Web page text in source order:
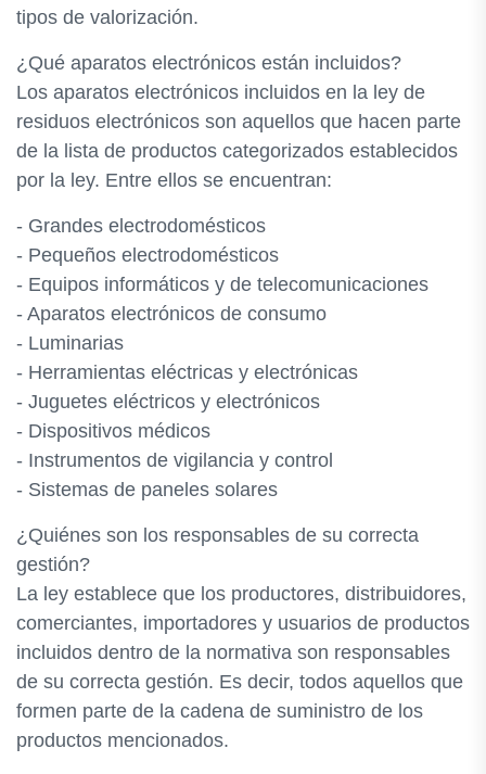
tipos de valorización.
¿Qué aparatos electrónicos están incluidos?
Los aparatos electrónicos incluidos en la ley de
residuos electrónicos son aquellos que hacen parte
de la lista de productos categorizados establecidos
por la ley. Entre ellos se encuentran:
- Grandes electrodomésticos
- Pequeños electrodomésticos
- Equipos informáticos y de telecomunicaciones
- Aparatos electrónicos de consumo
- Luminarias
- Herramientas eléctricas y electrónicas
- Juguetes eléctricos y electrónicos
- Dispositivos médicos
- Instrumentos de vigilancia y control
- Sistemas de paneles solares
¿Quiénes son los responsables de su correcta
gestión?
La ley establece que los productores, distribuidores,
comerciantes, importadores y usuarios de productos
incluidos dentro de la normativa son responsables
de su correcta gestión. Es decir, todos aquellos que
formen parte de la cadena de suministro de los
productos mencionados.